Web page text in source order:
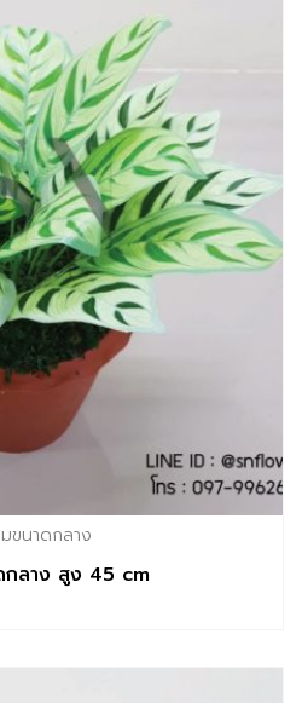
ขนาดกลาง
กลาง สูง 45 cm